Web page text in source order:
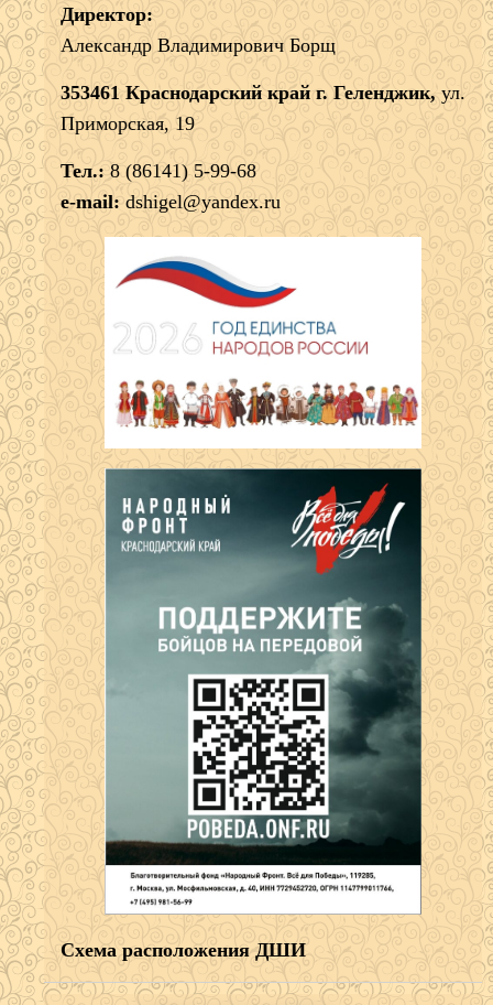
Директор:
Александр Владимирович Борщ
353461 Краснодарский край г. Геленджик, ул.
Приморская, 19
Тел.: 8 (86141) 5-99-68
e-mail: dshigel@yandex.ru
Схема расположения ДШИ